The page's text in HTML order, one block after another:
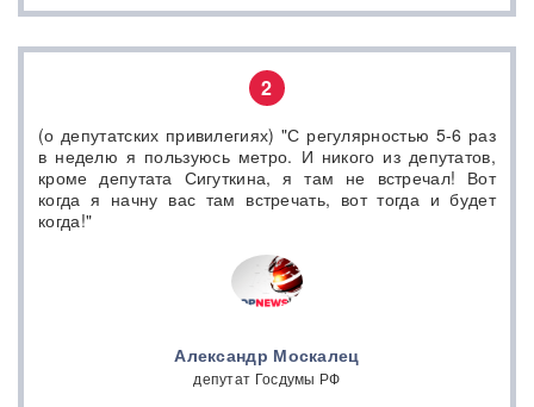
2
(о депутатских привилегиях) "С регулярностью 5-6 раз
в неделю я пользуюсь метро. И никого из депутатов,
кроме депутата Сигуткина, я там не встречал! Вот
когда я начну вас там встречать, вот тогда и будет
когда!"
Александр Москалец
депутат Госдумы РФ